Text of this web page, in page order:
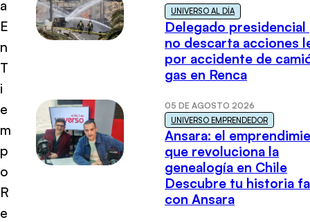
a
E
n
T
i
e
m
p
o
R
e
UNIVERSO AL DÍA
Delegado presidencial
no descarta acciones
por accidente de
gas en Renca
05 DE AGOSTO 2026
UNIVERSO EMPRENDEDOR
Ansara: el
que revoluciona la
genealogía en Chile
Descubre tu historia
con Ansara